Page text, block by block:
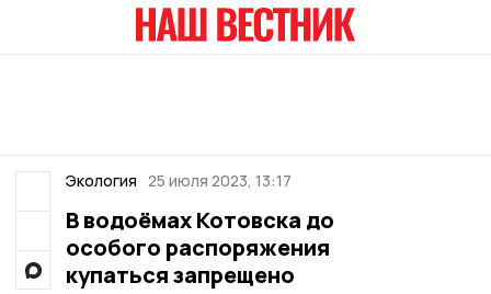
Экология 25 июля 2023, 13:17
В водоёмах Котовска до
особого распоряжения
купаться запрещено